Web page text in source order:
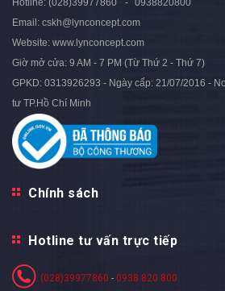
Hotline: (028)39977860
0938820800
Email: cskh@lynconcept.com
Website: www.lynconcept.com
Giờ mở cửa: 9 AM - 7 PM (Từ Thứ 2 - Thứ 7)
GPKD: 0313926293 - Ngày cấp: 21/07/2016 -
tư TP.Hồ Chí Minh
Chính sách
Hotline tư vấn trực tiếp
(028)39977860 - 0938 820 800